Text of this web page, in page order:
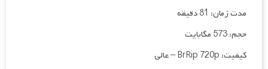
مدت زمان: 81 دقیقه
حجم: 573 مگابایت
كيفيت: BrRip 720p – عالی